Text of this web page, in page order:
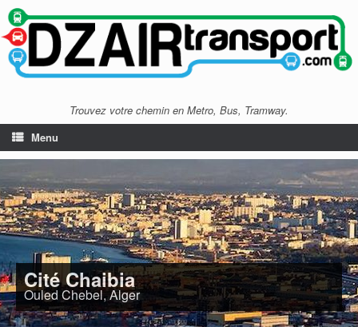
Trouvez votre chemin en Metro, Bus, Tramway.
Menu
Cité Chaibia
Ouled Chebel, Alger